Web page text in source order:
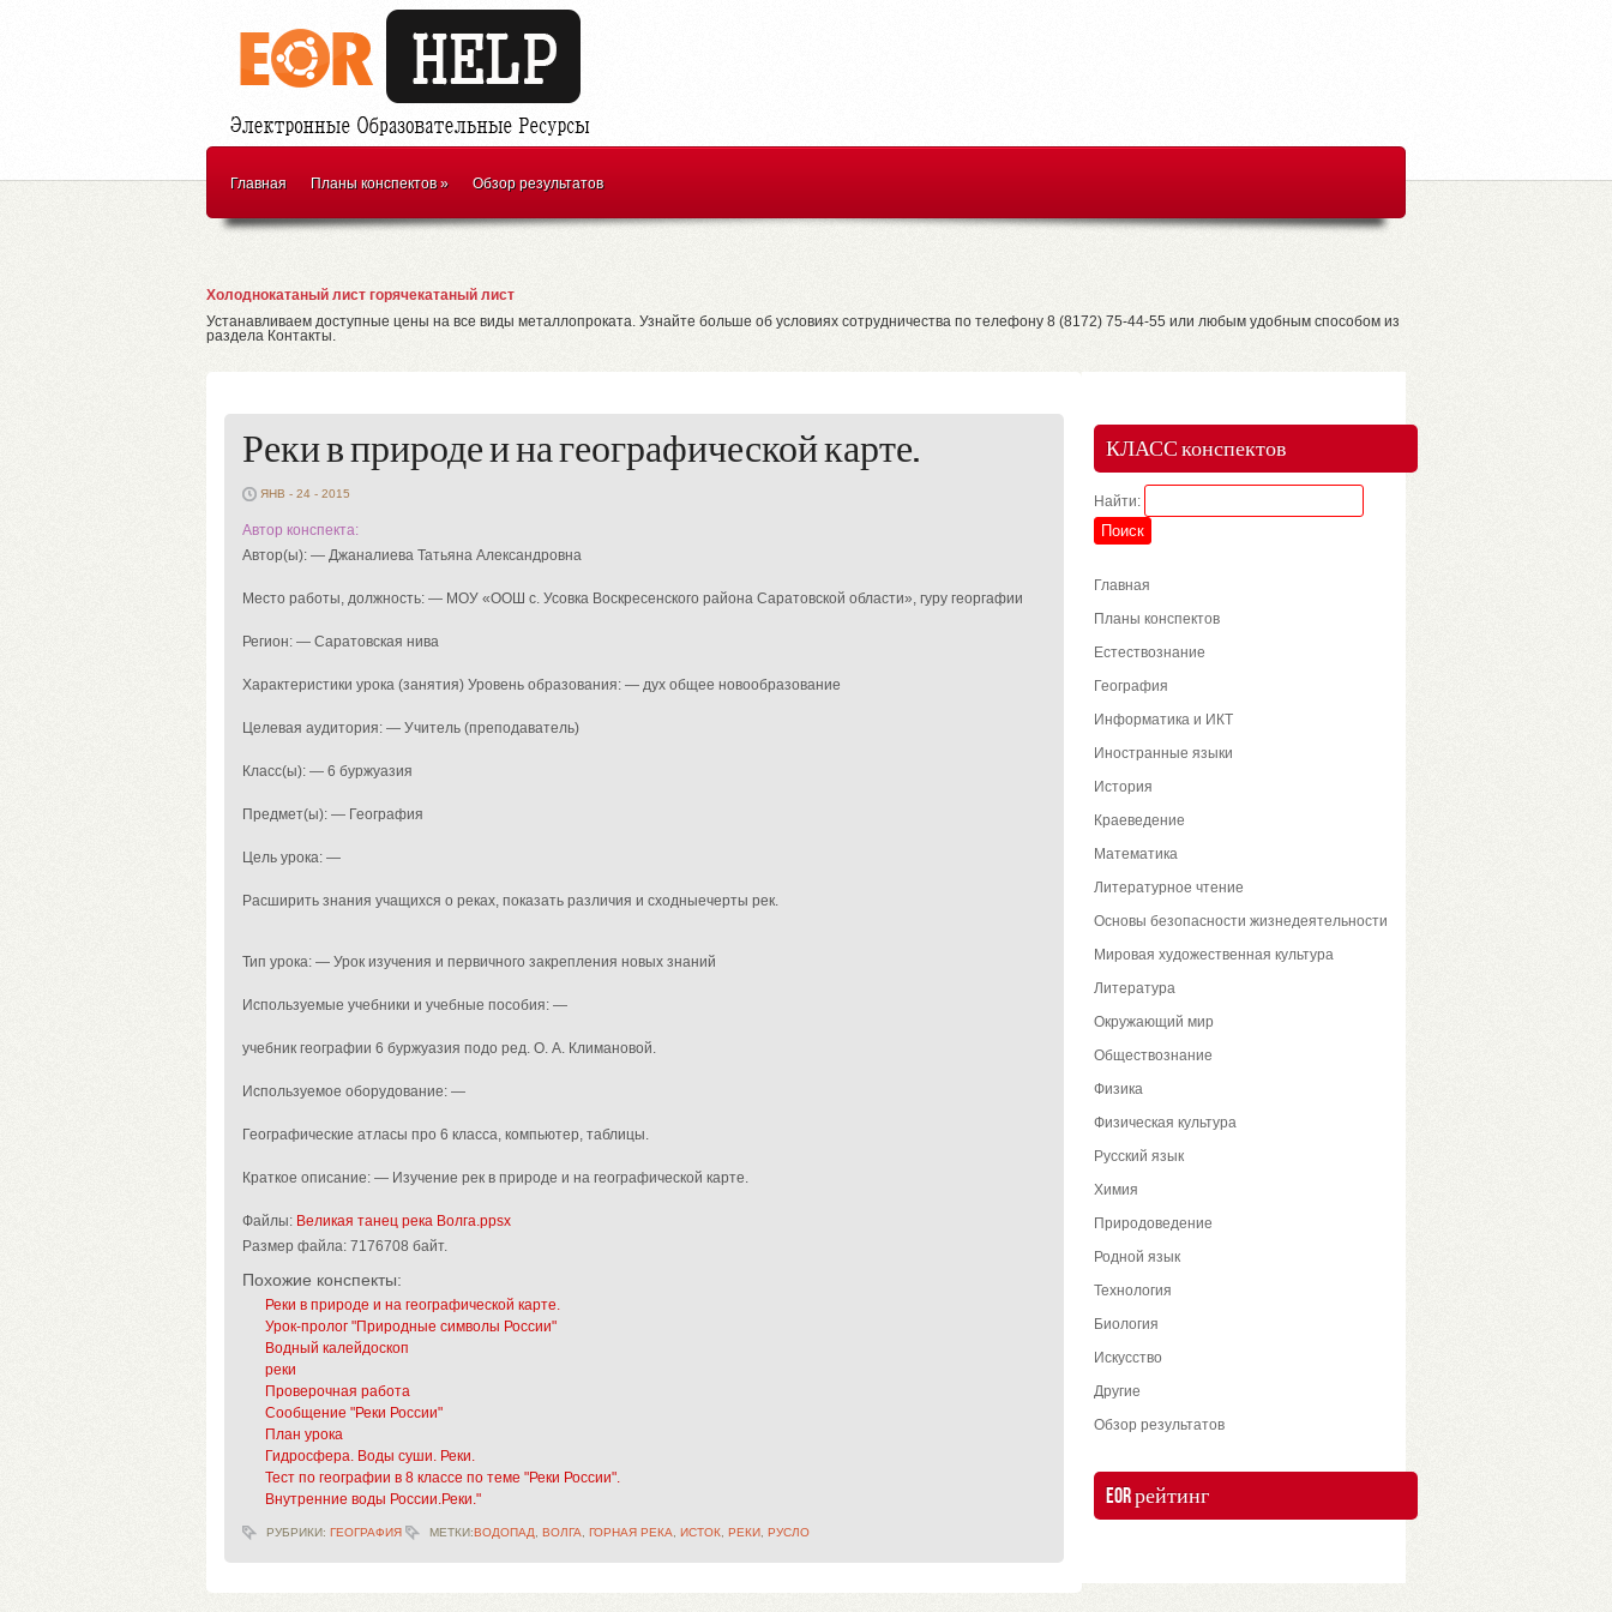
Главная Планы конспектов» Обзор результатов
Холоднокатаный лист горячекатаный лист
Устанавливаем доступные цены на все виды металлопроката. Узнайте больше об условиях сотрудничества по телефону 8 (8172) 75-44-55 или любым удобным способом из
раздела Контакты.
Реки в природе и на географической карте.
ЯНВ - 24 - 2015
Автор конспекта:
Автор(ы): — Джаналиева Татьяна Александровна
Место работы, должность: — МОУ «ООШ с. Усовка Воскресенского района Саратовской области», гуру георгафии
Регион: — Саратовская нива
Характеристики урока (занятия) Уровень образования: — дух общее новообразование
Целевая аудитория: — Учитель (преподаватель)
Класс(ы): — 6 буржуазия
Предмет(ы): — География
Цель урока: —
Расширить знания учащихся о реках, показать различия и сходныечерты рек.
Тип урока: — Урок изучения и первичного закрепления новых знаний
Используемые учебники и учебные пособия: —
учебник географии 6 буржуазия подо ред. О. А. Климановой.
Используемое оборудование: —
Географические атласы про 6 класса, компьютер, таблицы.
Краткое описание: — Изучение рек в природе и на географической карте.
Файлы: Великая танец река Волга.ppsx
Размер файла: 7176708 байт.
Похожие конспекты:
Реки в природе и на географической карте.
Урок-пролог "Природные символы России"
Водный калейдоскоп
реки
Проверочная работа
Сообщение "Реки России"
План урока
Гидросфера. Воды суши. Реки.
Тест по географии в 8 классе по теме "Реки России".
Внутренние воды России.Реки."
РУБРИКИ: ГЕОГРАФИЯ МЕТКИ:ВОДОПАД ВОЛГА ГОРНАЯ РЕКА ИСТОК РЕКИ РУСЛО
КЛАСС конспектов
Найти:
Главная
Планы конспектов
Естествознание
География
Информатика и ИКТ
Иностранные языки
История
Краеведение
Математика
Литературное чтение
Основы безопасности жизнедеятельности
Мировая художественная культура
Литература
Окружающий мир
Обществознание
Физика
Физическая культура
Русский язык
Химия
Природоведение
Родной язык
Технология
Биология
Искусство
Другие
Обзор результатов
EOR рейтинг